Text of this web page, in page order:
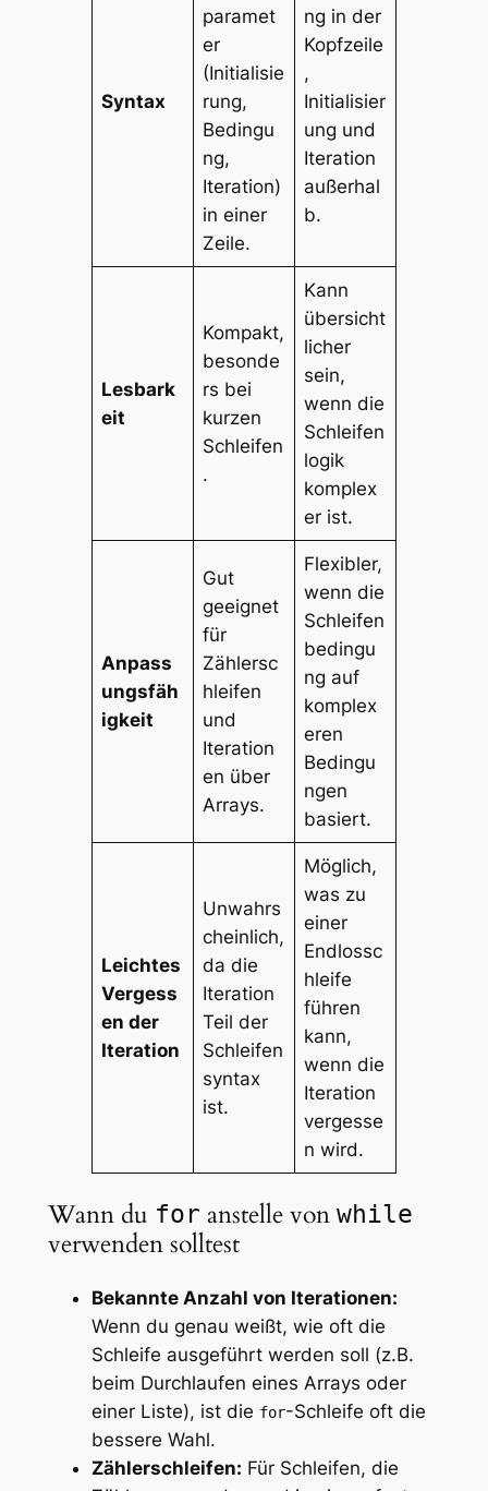
Syntax
paramet
er
(Initialisie
rung,
Bedingu
ng,
Iteration)
in einer
Zeile.
ng in der
Kopfzeile
,
Initialisier
ung und
Iteration
außerhal
b.
Lesbark
eit
Kompakt,
besonde
rs bei
kurzen
Schleifen
.
Kann
übersicht
licher
sein,
wenn die
Schleifen
logik
komplex
er ist.
Anpass
ungsfäh
igkeit
Gut
geeignet
für
Zählersc
hleifen
und
Iteration
en über
Arrays.
Flexibler,
wenn die
Schleifen
bedingu
ng auf
komplex
eren
Bedingu
ngen
basiert.
Leichtes
Vergess
en der
Iteration
Unwahrs
cheinlich,
da die
Iteration
Teil der
Schleifen
syntax
ist.
Möglich,
was zu
einer
Endlossc
hleife
führen
kann,
wenn die
Iteration
vergesse
n wird.
Wann du for anstelle von while
verwenden solltest
Bekannte Anzahl von Iterationen:
Wenn du genau weißt, wie oft die
Schleife ausgeführt werden soll (z.B.
beim Durchlaufen eines Arrays oder
einer Liste), ist die for-Schleife oft die
bessere Wahl.
Zählerschleifen: Für Schleifen, die